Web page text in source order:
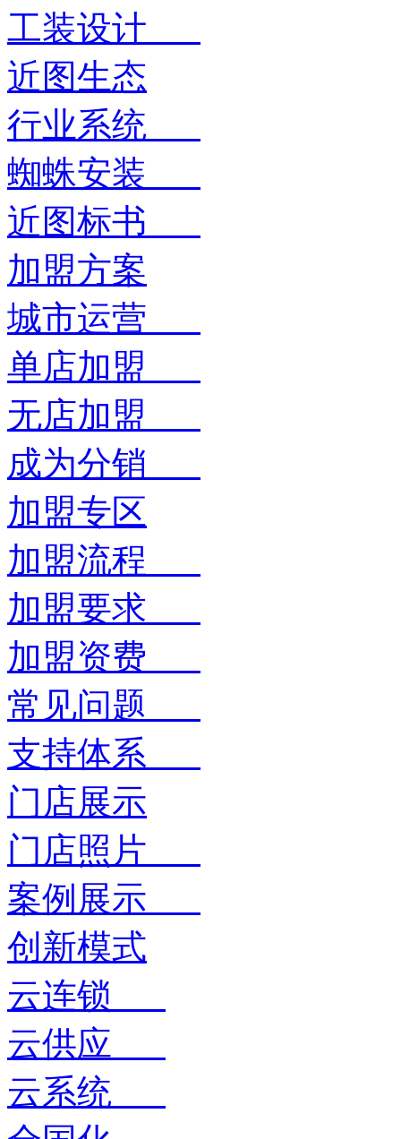
工装设计
近图生态
行业系统
蜘蛛安装
近图标书
加盟方案
城市运营
单店加盟
无店加盟
成为分销
加盟专区
加盟流程
加盟要求
加盟资费
常见问题
支持体系
门店展示
门店照片
案例展示
创新模式
云连锁
云供应
云系统